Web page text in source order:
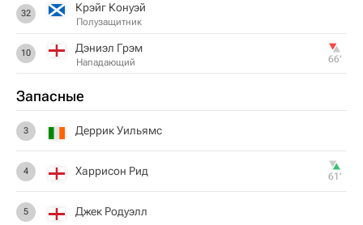
32 Крэйг Конуэй
Полузащитник
10 Дэниэл Грэм
Нападающий 66‎’‎
Запасные
3 Деррик Уильямс
4 Харрисон Рид 61‎’‎
5 Джек Родуэлл